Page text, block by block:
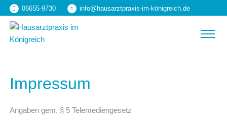
Skip
to
content
06655-9730 info@hausarztpraxis-im-königreich.de
Menu
Impressum
Angaben gem. § 5 Telemediengesetz